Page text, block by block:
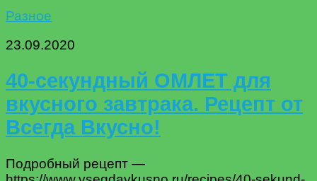
Разное
23.09.2020
40-секундный ОМЛЕТ для
вкусного завтрака. Рецепт от
Всегда Вкусно!
Подробный рецепт —